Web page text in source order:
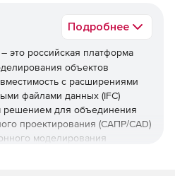
Подробнее
– это российская платформа
объектов
с расширениями
файлами данных (IFC)
решением для объединения
проектирования (САПР/CAD)
моделирования